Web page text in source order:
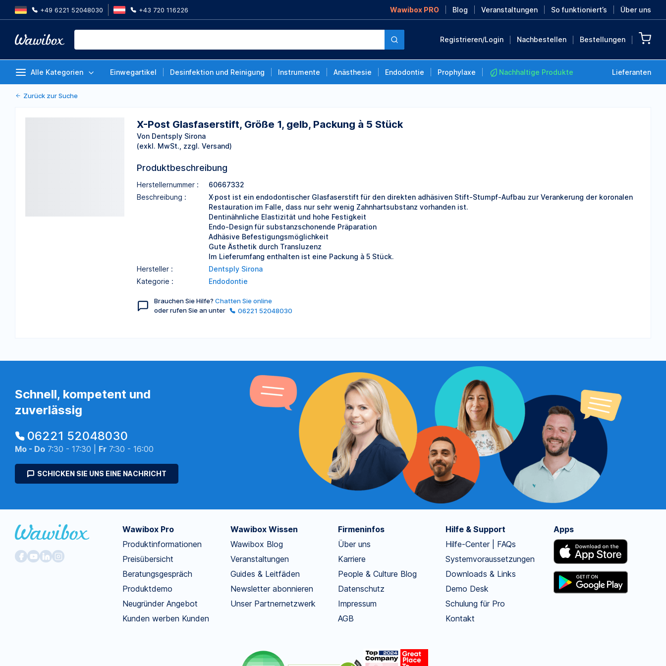
+49 6221 52048030 +43 720 116226 Wawibox PRO Blog Veranstaltungen So funktioniert’s Über uns
Registrieren/Login Nachbestellen Bestellungen
Alle Kategorien Einwegartikel Desinfektion und Reinigung Instrumente Anästhesie Endodontie Prophylaxe Nachhaltige Produkte Lieferanten
MEHR ENTDECKEN
X-Post Glasfaserstift, Größe 1, gelb, Packung à 5
Zurück zur Suche
X-Post Glasfaserstift, Größe 1, gelb, Packung à 5 Stück
Von Dentsply Sirona
(exkl. MwSt., zzgl. Versand)
Produktbeschreibung
Herstellernummer :
60667332
Beschreibung :
X·post ist ein endodontischer Glasfaserstift für den direkten adhäsiven Stift-Stumpf-Aufbau zur Verankerung der koronalen
Restauration im Falle, dass nur sehr wenig Zahnhartsubstanz vorhanden ist.
Dentinähnliche Elastizität und hohe Festigkeit
Endo-Design für substanzschonende Präparation
Adhäsive Befestigungsmöglichkeit
Gute Ästhetik durch Transluzenz
Im Lieferumfang enthalten ist eine Packung à 5 Stück.
Hersteller :
Dentsply Sirona
Kategorie :
Endodontie
Brauchen Sie Hilfe? Chatten Sie online
oder rufen Sie an unter
06221 52048030
Schnell, kompetent und
zuverlässig
06221 52048030
Mo - Do 7:30 - 17:30 | Fr 7:30 - 16:00
SCHICKEN SIE UNS EINE NACHRICHT
Wawibox Pro
Produktinformationen
Preisübersicht
Beratungsgespräch
Produktdemo
Neugründer Angebot
Kunden werben Kunden
Wawibox Wissen
Wawibox Blog
Veranstaltungen
Guides & Leitfäden
Newsletter abonnieren
Unser Partnernetzwerk
Firmeninfos
Über uns
Karriere
People & Culture Blog
Datenschutz
Impressum
AGB
Hilfe & Support
Hilfe-Center | FAQs
Systemvoraussetzungen
Downloads & Links
Demo Desk
Schulung für Pro
Kontakt
Apps